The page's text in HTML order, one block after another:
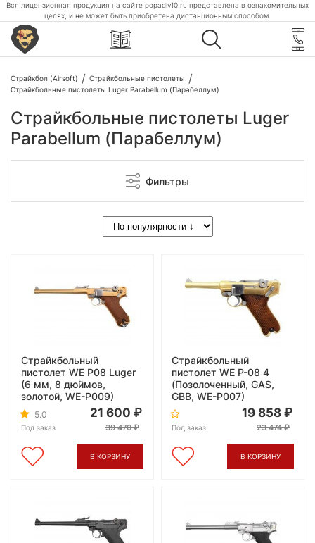
Вся лицензионная продукция на сайте popadiv10.ru представлена в ознакомительных
целях, и не может быть приобретена дистанционным способом.
Страйкбол (Airsoft)
Страйкбольные пистолеты
Страйкбольные пистолеты Luger Parabellum (Парабеллум)
Страйкбольные пистолеты Luger
Parabellum (Парабеллум)
Фильтры
Страйкбольный
пистолет WE P08 Luger
(6 мм, 8 дюймов,
золотой, WE-P009)
5.0
Под заказ
21 600
39 470
В КОРЗИНУ
Страйкбольный
пистолет WE P-08 4
(Позолоченный, GAS,
GBB, WE-P007)
Под заказ
19 858
23 474
В КОРЗИНУ